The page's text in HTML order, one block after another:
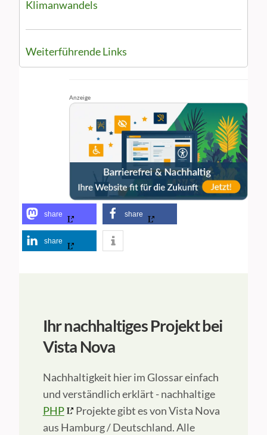
Klimanwandels
Weiterführende Links
Anzeige
share share
share
Ihr nachhaltiges Projekt bei
Vista Nova
Nachhaltigkeit hier im Glossar einfach
und verständlich erklärt - nachhaltige
PHP
Projekte gibt es von Vista Nova
aus Hamburg / Deutschland. Alle